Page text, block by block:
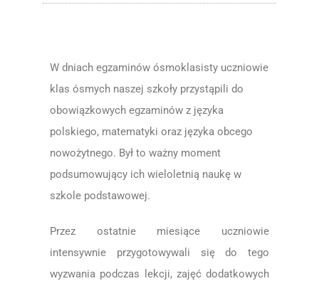
W dniach egzaminów ósmoklasisty uczniowie
klas ósmych naszej szkoły przystąpili do
obowiązkowych egzaminów z języka
polskiego, matematyki oraz języka obcego
nowożytnego. Był to ważny moment
podsumowujący ich wieloletnią naukę w
szkole podstawowej.
Przez ostatnie miesiące uczniowie
intensywnie przygotowywali się do tego
wyzwania podczas lekcji, zajęć dodatkowych